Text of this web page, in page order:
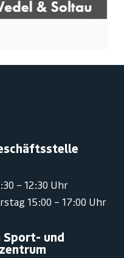
– 12:30 Uhr
15:00 – 17:00 Uhr
und